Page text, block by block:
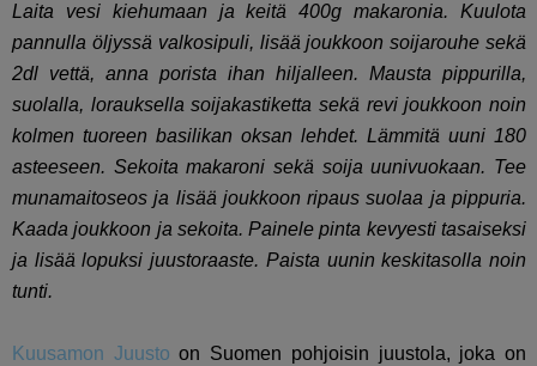
Laita vesi kiehumaan ja keitä 400g makaronia. Kuulota
pannulla öljyssä valkosipuli, lisää joukkoon soijarouhe sekä
2dl vettä, anna porista ihan hiljalleen. Mausta pippurilla,
suolalla, lorauksella soijakastiketta sekä revi joukkoon noin
kolmen tuoreen basilikan oksan lehdet. Lämmitä uuni 180
asteeseen. Sekoita makaroni sekä soija uunivuokaan. Tee
munamaitoseos ja lisää joukkoon ripaus suolaa ja pippuria.
Kaada joukkoon ja sekoita. Painele pinta kevyesti tasaiseksi
ja lisää lopuksi juustoraaste. Paista uunin keskitasolla noin
tunti.
Kuusamon Juusto on Suomen pohjoisin juustola, joka on